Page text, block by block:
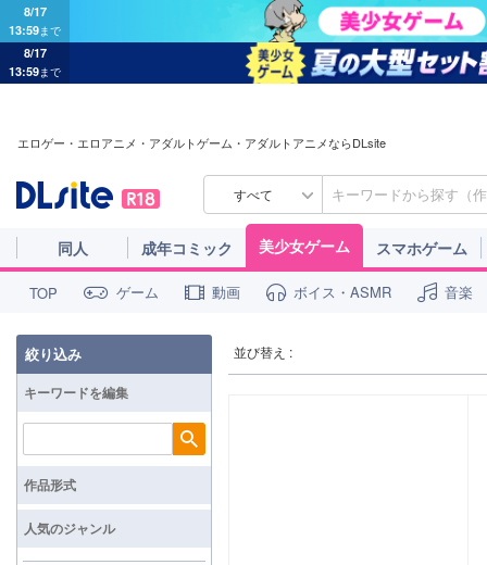
8/17
13:59まで
8/17
13:59まで
エロゲー・エロアニメ・アダルトゲーム・アダルトアニメならDLsite
すべて
同人 成年コミック 美少女ゲーム スマホゲーム
TOP ゲーム 動画 ボイス・ASMR 音楽
並び替え :
絞り込み
キーワードを編集
検索
作品形式
人気のジャンル